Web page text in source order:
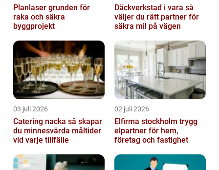
Planlaser grunden för
raka och säkra
byggprojekt
Däckverkstad i vara så
väljer du rätt partner för
säkra mil på vägen
03 juli 2026
Catering nacka så skapar
du minnesvärda måltider
vid varje tillfälle
02 juli 2026
Elfirma stockholm trygg
elpartner för hem,
företag och fastighet